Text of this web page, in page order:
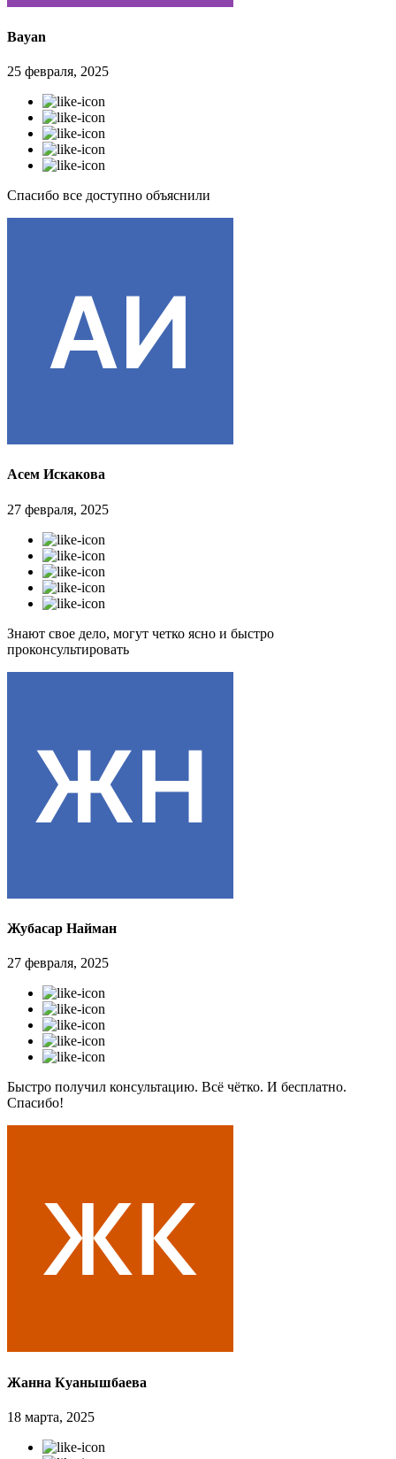
Bayan
25 февраля, 2025
Спасибо все доступно объяснили
Асем Искакова
27 февраля, 2025
Знают свое дело, могут четко ясно и быстро
проконсультировать
Жубасар Найман
27 февраля, 2025
Быстро получил консультацию. Всё чётко. И бесплатно.
Спасибо!
Жанна Куанышбаева
18 марта, 2025